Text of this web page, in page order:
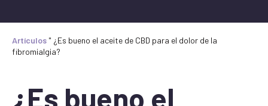
Artículos " ¿Es bueno el aceite de CBD para el dolor de la
fibromialgia?
¿Es bueno el